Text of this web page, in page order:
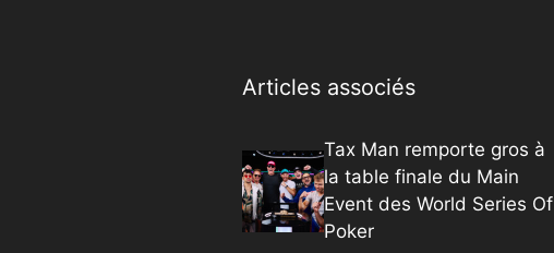
Articles associés
Tax Man remporte gros à
la table finale du Main
Event des World Series Of
Poker